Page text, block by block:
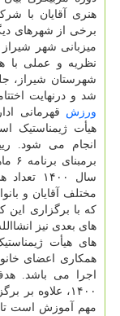
میزبانی شهر
نظریه و عملی با
شهرستان شیراز،
شد و درنهایت
ورزش قهرمانی
هیأت ژیمناستیک
انجام می شود.
سال
مختلف آقایان و
که با برگزاری
های بعدی نیز
های هیأت
همکاری اعضای
اجرا می باشد.
۱۴۰۰، علاوه
مهم آموزش است تا